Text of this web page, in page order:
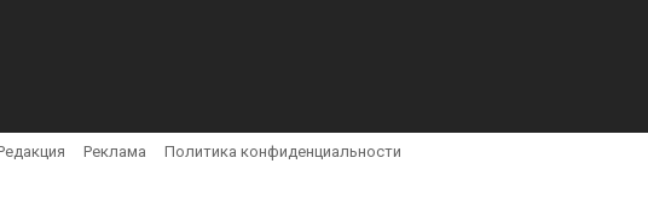
Реклама Политика конфиденциальности